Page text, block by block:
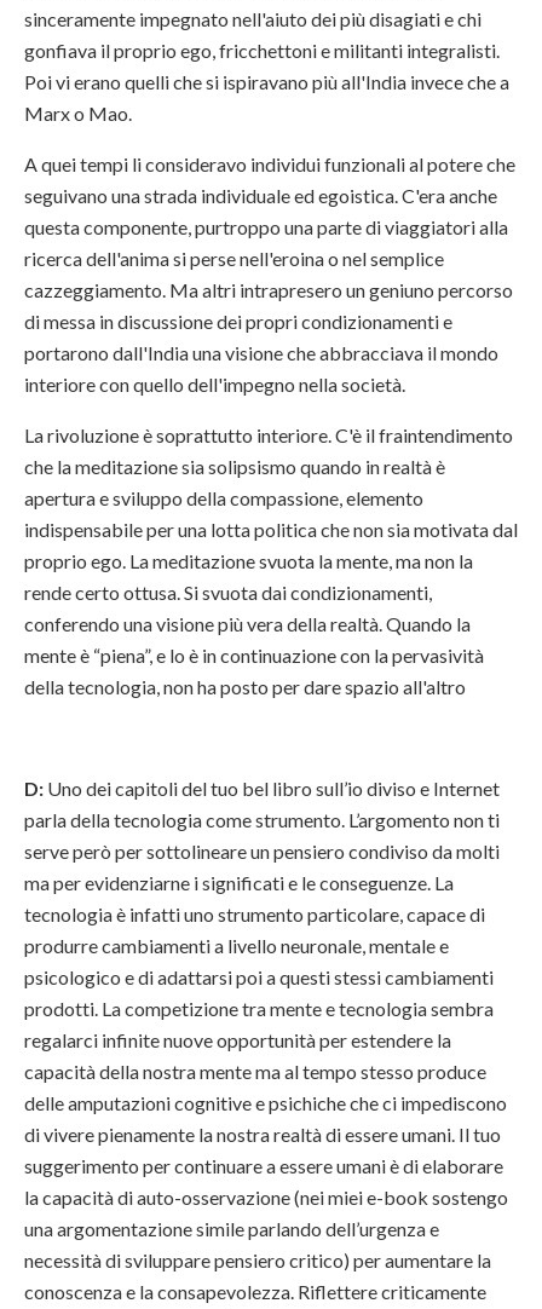
sinceramente impegnato nell'aiuto dei più disagiati e chi
gonfiava il proprio ego, fricchettoni e militanti integralisti.
Poi vi erano quelli che si ispiravano più all'India invece che a
Marx o Mao.
A quei tempi li consideravo individui funzionali al potere che
seguivano una strada individuale ed egoistica. C'era anche
questa componente, purtroppo una parte di viaggiatori alla
ricerca dell'anima si perse nell'eroina o nel semplice
cazzeggiamento. Ma altri intrapresero un geniuno percorso
di messa in discussione dei propri condizionamenti e
portarono dall'India una visione che abbracciava il mondo
interiore con quello dell'impegno nella società.
La rivoluzione è soprattutto interiore. C'è il fraintendimento
che la meditazione sia solipsismo quando in realtà è
apertura e sviluppo della compassione, elemento
indispensabile per una lotta politica che non sia motivata dal
proprio ego. La meditazione svuota la mente, ma non la
rende certo ottusa. Si svuota dai condizionamenti,
conferendo una visione più vera della realtà. Quando la
mente è “piena”, e lo è in continuazione con la pervasività
della tecnologia, non ha posto per dare spazio all'altro
D: Uno dei capitoli del tuo bel libro sull’io diviso e Internet
parla della tecnologia come strumento. L’argomento non ti
serve però per sottolineare un pensiero condiviso da molti
ma per evidenziarne i significati e le conseguenze. La
tecnologia è infatti uno strumento particolare, capace di
produrre cambiamenti a livello neuronale, mentale e
psicologico e di adattarsi poi a questi stessi cambiamenti
prodotti. La competizione tra mente e tecnologia sembra
regalarci infinite nuove opportunità per estendere la
capacità della nostra mente ma al tempo stesso produce
delle amputazioni cognitive e psichiche che ci impediscono
di vivere pienamente la nostra realtà di essere umani. Il tuo
suggerimento per continuare a essere umani è di elaborare
la capacità di auto-osservazione (nei miei e-book sostengo
una argomentazione simile parlando dell’urgenza e
necessità di sviluppare pensiero critico) per aumentare la
conoscenza e la consapevolezza. Riflettere criticamente